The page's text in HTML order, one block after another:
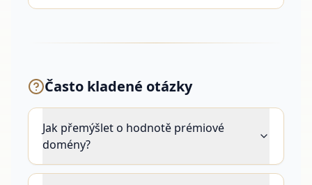
Často kladené otázky
Jak přemýšlet o hodnotě prémiové
domény?